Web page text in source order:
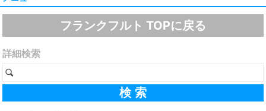
フランクフルト TOPに戻る
詳細検索